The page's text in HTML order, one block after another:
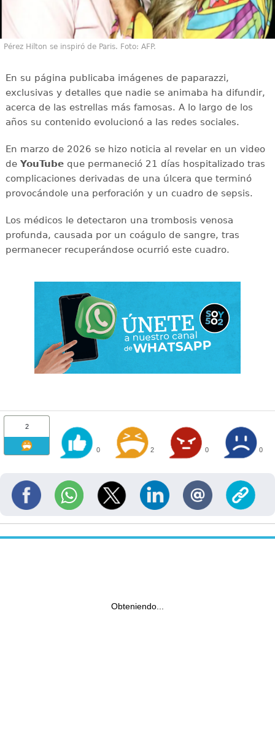
Pérez Hilton se inspiró de Paris. Foto: AFP.
En su página publicaba imágenes de paparazzi,
exclusivas y detalles que nadie se animaba ha difundir,
acerca de las estrellas más famosas. A lo largo de los
años su contenido evolucionó a las redes sociales.
En marzo de 2026 se hizo noticia al revelar en un video
deYouTubeque permaneció 21 días hospitalizado tras
complicaciones derivadas de una úlcera que terminó
provocándole una perforación y un cuadro de sepsis.
Los médicos le detectaron una trombosis venosa
profunda, causada por un coágulo de sangre, tras
permanecer recuperándose ocurrió este cuadro.
2
0 2 0 0
Obteniendo...